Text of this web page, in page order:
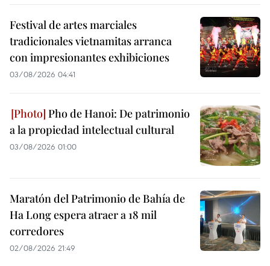
Festival de artes marciales
tradicionales vietnamitas arranca
con impresionantes exhibiciones
03/08/2026 04:41
Pho de Hanoi: De patrimonio
a la propiedad intelectual cultural
03/08/2026 01:00
Maratón del Patrimonio de Bahía de
Ha Long espera atraer a 18 mil
corredores
02/08/2026 21:49